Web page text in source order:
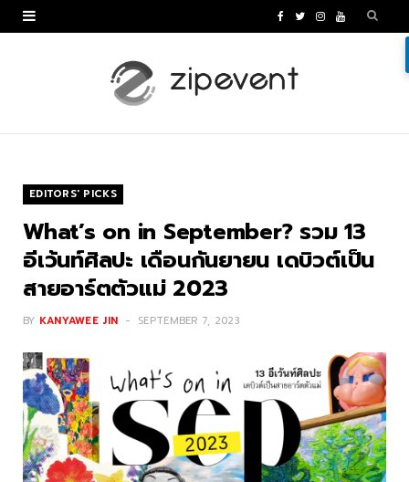
c
T I Y
EDITORS' PICKS
What’s on in September? รวม 13
อีเว้นท์ศิลปะ เดือนกันยายน เดบิวต์เป็น
สายอาร์ตตัวแม่ 2023
BY KANYAWEE JIN SEPTEMBER 7, 2023